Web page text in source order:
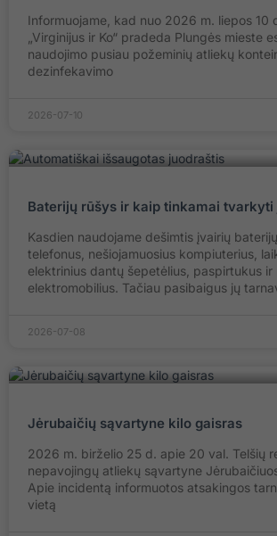
Informuojame, kad nuo 2026 m. liepos 10
„Virginijus ir Ko“ pradeda Plungės mieste
naudojimo pusiau požeminių atliekų
dezinfekavimo
2026-07-10
Baterijų rūšys ir kaip tinkamai
Kasdien naudojame dešimtis įvairių
telefonus, nešiojamuosius kompiuterius,
elektrinius dantų šepetėlius, paspirtukus ir
elektromobilius. Tačiau pasibaigus jų
2026-07-08
Jėrubaičių sąvartyne kilo gaisras
2026 m. birželio 25 d. apie 20 val. Telšių
nepavojingų atliekų sąvartyne
Apie incidentą informuotos atsakingos
vietą